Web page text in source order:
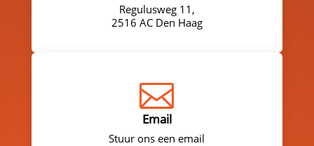
Regulusweg 11,
2516 AC Den Haag

Email
Stuur ons een email